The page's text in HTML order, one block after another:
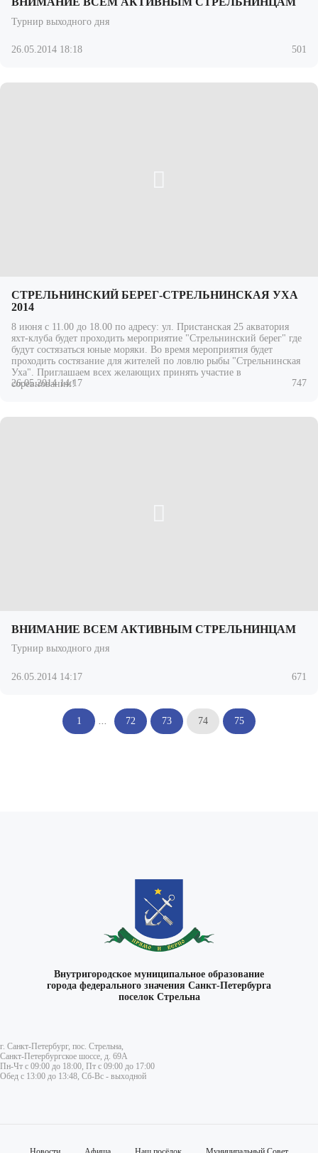
Турнир выходного дня
26.05.2014 18:18 501
СТРЕЛЬНИНСКИЙ БЕРЕГ-СТРЕЛЬНИНСКАЯ УХА
2014
8 июня с 11.00 до 18.00 по адресу: ул. Пристанская 25 акватория
яхт-клуба будет проходить мероприятие "Стрельнинский берег" где
будут состязаться юные моряки. Во время мероприятия будет
проходить состязание для жителей по ловлю рыбы "Стрельнинская
Уха". Приглашаем всех желающих принять участие в
соревновании!
26.05.2014 14:17 747
ВНИМАНИЕ ВСЕМ АКТИВНЫМ СТРЕЛЬНИНЦАМ
Турнир выходного дня
26.05.2014 14:17 671
1 72 73 74 75
Внутригородское муниципальное образование
города федерального значения Санкт-Петербурга
поселок Стрельна
г. Санкт-Петербург, пос. Стрельна,
Санкт-Петербургское шоссе, д. 69А
Пн-Чт с 09:00 до 18:00, Пт с 09:00 до 17:00
Обед с 13:00 до 13:48, Сб-Вс - выходной